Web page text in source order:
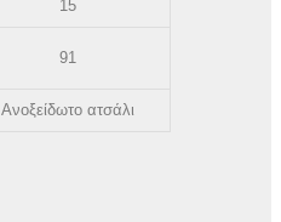
15
91
Ανοξείδωτο ατσάλι